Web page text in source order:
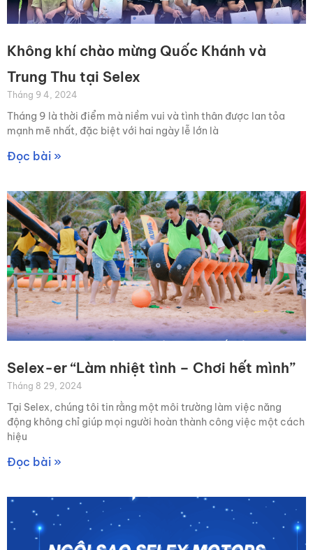
Không khí chào mừng Quốc Khánh và
Trung Thu tại Selex
Tháng 9 4, 2024
Tháng 9 là thời điểm mà niềm vui và tình thân được lan tỏa
mạnh mẽ nhất, đặc biệt với hai ngày lễ lớn là
Đọc bài »
Selex-er “Làm nhiệt tình – Chơi hết mình”
Tháng 8 29, 2024
Tại Selex, chúng tôi tin rằng một môi trường làm việc năng
động không chỉ giúp mọi người hoàn thành công việc một cách
hiệu
Đọc bài »